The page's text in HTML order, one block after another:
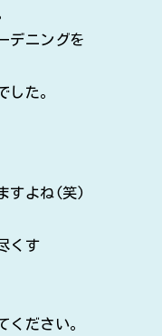
デニングを
した。
すよね(笑)
くす
ください。